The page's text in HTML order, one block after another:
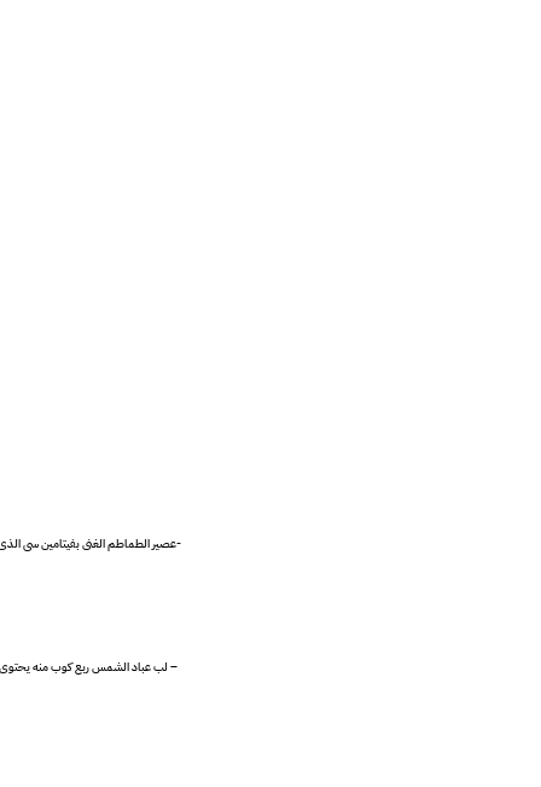
-عصير الطماطم الغنى بفيتامين سى الذى
– لب عباد الشمس ربع كوب منه يحتوى